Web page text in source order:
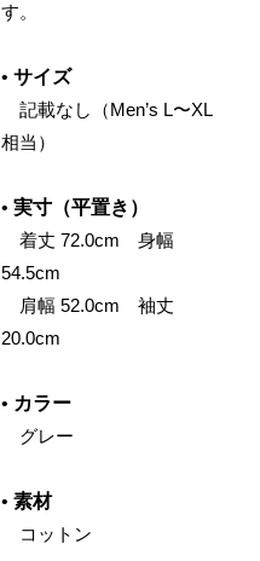
す。
• サイズ
記載なし（Men’s L〜XL
相当）
• 実寸（平置き）
着丈 72.0cm 身幅
54.5cm
肩幅 52.0cm 袖丈
20.0cm
• カラー
グレー
• 素材
コットン